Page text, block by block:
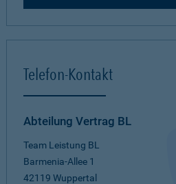
Telefon-Kontakt
Abteilung Vertrag BL
Team Leistung BL
Barmenia-Allee 1
42119 Wuppertal